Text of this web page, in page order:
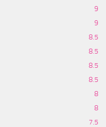
9
9
8.5
8.5
8.5
8.5
8
8
7.5